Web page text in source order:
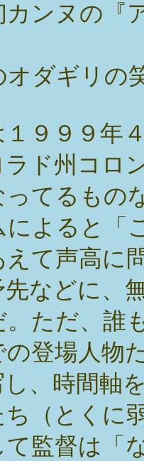
カンヌの『
オダギリの
１９９９年
ラド州コロ
ってるもの
によると「
えて声高に
などに、
。ただ、誰
登場人物
、時間軸
（とくに
監督は「